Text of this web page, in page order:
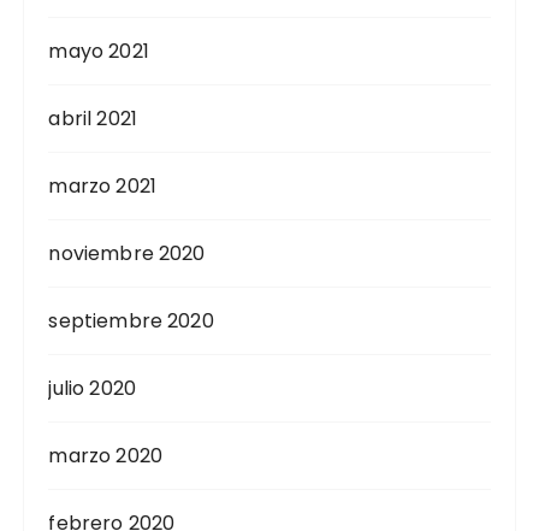
mayo 2021
abril 2021
marzo 2021
noviembre 2020
septiembre 2020
julio 2020
marzo 2020
febrero 2020